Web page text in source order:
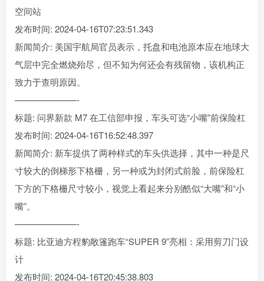
空间站
发布时间: 2024-04-16T07:23:51.343
新闻简介: 美国宇航局官员表示，托盘和电池原本应在地球大
气层中完全燃烧殆尽，但不知为何还会有残留物，该机构正
致力于查明原因。
———————-
标题: 问界新款 M7 在工信部申报，车头可选“小嘴”前保险杠
发布时间: 2024-04-16T16:52:48.397
新闻简介: 新车提供了两种样式的车头供选择，其中一种是尺
寸较大的倒梯形下格栅，另一种或为封闭式前脸，前保险杠
下方的下格栅尺寸较小，视觉上看起来分别酷似“大嘴”和“小
嘴”。
———————-
标题: 比亚迪方程豹敞篷跑车“SUPER 9”亮相：采用剪刀门设
计
发布时间: 2024-04-16T20:45:38.803